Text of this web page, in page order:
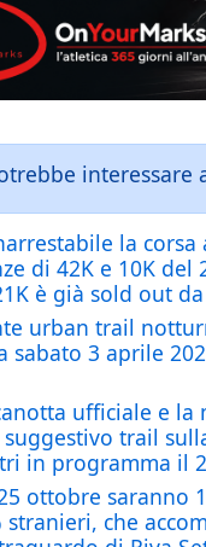
interessare
la corsa
di 42K e 10K del
è già sold out
urban trail
sabato 3 aprile
ufficiale e la
trail
in programma il
ottobre saranno
stranieri, che